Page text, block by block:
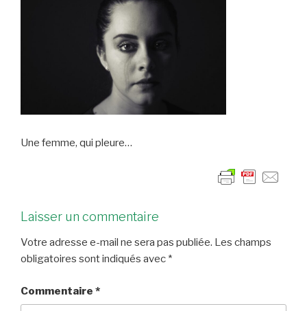
Une femme, qui pleure…
Laisser un commentaire
Votre adresse e-mail ne sera pas publiée. Les champs
obligatoires sont indiqués avec *
Commentaire *